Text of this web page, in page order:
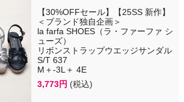
【30%OFFセール】【25SS 新作】
＜ブランド独自企画＞
la farfa SHOES（ラ・ファーファ シ
ューズ）
リボンストラップウエッジサンダル
S/T 637
M＋-3L＋ 4E
3,773円 (税込)